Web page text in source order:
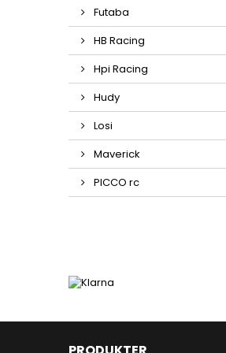
Futaba
HB Racing
Hpi Racing
Hudy
Losi
Maverick
PICCO rc